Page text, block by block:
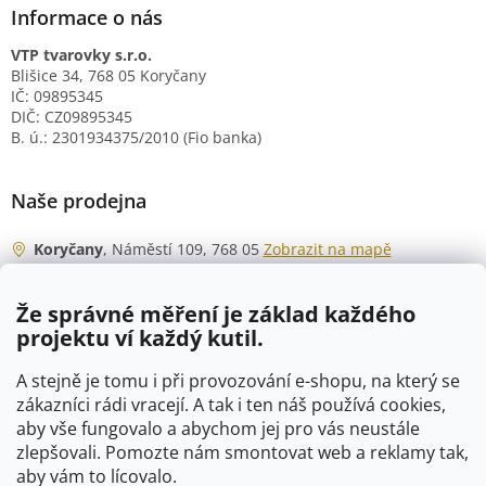
Že správné měření je základ každého
projektu ví každý kutil.
A stejně je tomu i při provozování e-shopu, na který se
zákazníci rádi vracejí. A tak i ten náš používá cookies,
aby vše fungovalo a abychom jej pro vás neustále
zlepšovali. Pomozte nám smontovat web a reklamy tak,
aby vám to lícovalo.
Informace o nás
VTP tvarovky s.r.o.
Blišice 34, 768 05 Koryčany
IČ: 09895345
DIČ: CZ09895345
B. ú.: 2301934375/2010 (Fio banka)
Naše prodejna
Koryčany, Náměstí 109, 768 05Zobrazit na mapě
Po - Čt
06:00 - 07:00
07:30 - 15:30
Pá
06:00 - 07:00
07:30 - 15:00
So
07:00 - 10:00
Ne
zavřeno